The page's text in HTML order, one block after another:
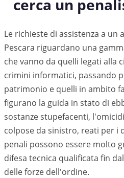
cerca un
Le richieste di assistenza a un
Pescara riguardano una
che vanno da quelli legati alla
crimini informatici, passando
patrimonio e quelli in ambito
figurano la guida in stato di
sostanze stupefacenti,
colpose da sinistro, reati per i
penali possono essere molto
difesa tecnica qualificata fin
delle forze dell'ordine.